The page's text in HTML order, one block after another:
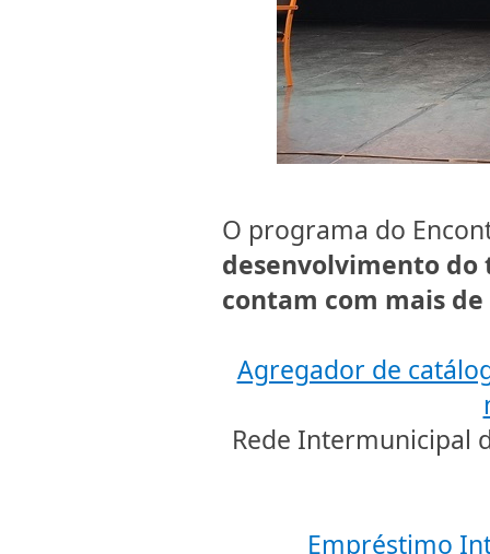
O programa do
desenvolvimento
contam com mais
Agregador de
Rede Intermunicipal
Empréstimo